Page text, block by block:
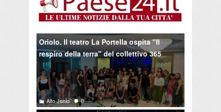
Oriolo. Il teatro La Portella ospita "Il
respiro della terra" del collettivo 365
Alto Jonio 0